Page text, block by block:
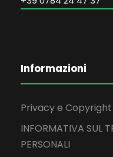
Informazioni
Privacy e Copyright
INFORMATIVA SUL
PERSONALI